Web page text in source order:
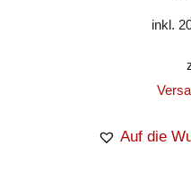
inkl.
Auf die